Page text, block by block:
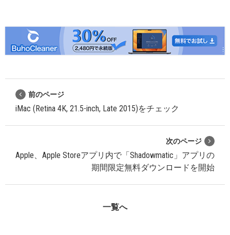
前のページ
iMac (Retina 4K, 21.5-inch, Late 2015)をチェック
次のページ
Apple、Apple Storeアプリ内で「Shadowmatic」アプリの
期間限定無料ダウンロードを開始
一覧へ